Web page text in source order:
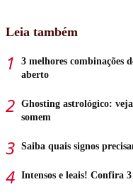
Leia também
3 melhores combinações
aberto
Ghosting astrológico:
somem
Saiba quais signos
Intensos e leais! Confira